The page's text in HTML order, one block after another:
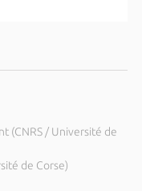
(CNRS / Université de
de Corse)